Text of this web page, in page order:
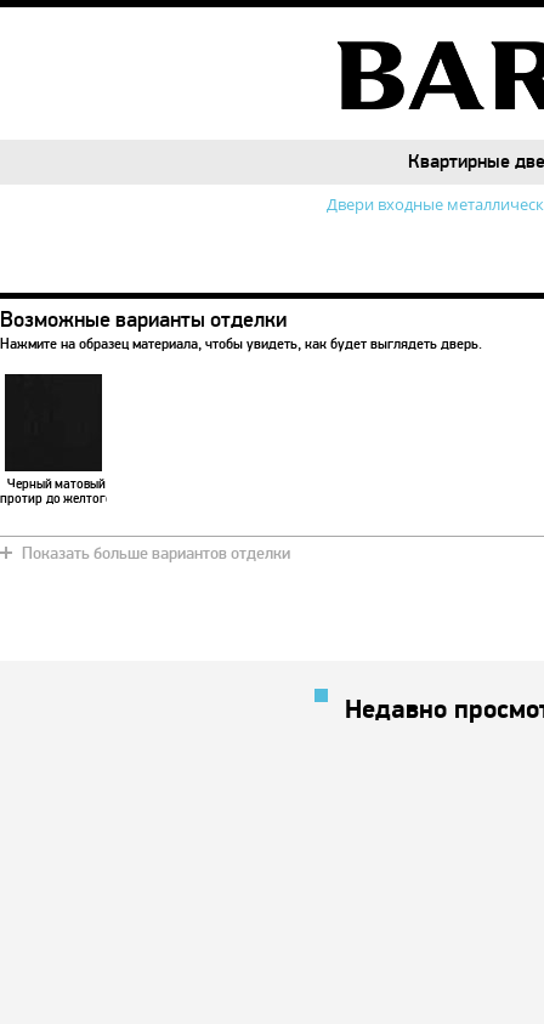
Квартирные
Квартирные
Двери входные
Возможные варианты отделки
Нажмите на образец материала, чтобы увидеть, как будет выглядеть дверь.
Черный матовый
протир до желтого
Показать больше вариантов отделки
Недавно